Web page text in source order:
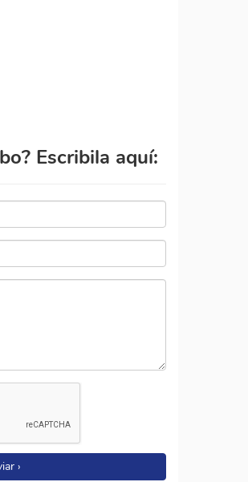
Escribila aquí:
›